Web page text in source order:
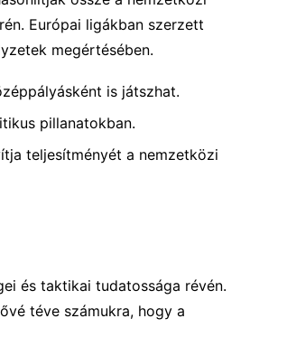
Európai ligákban szerzett
megértésében.
is játszhat.
pillanatokban.
teljesítményét a nemzetközi
és taktikai tudatossága révén.
téve számukra, hogy a